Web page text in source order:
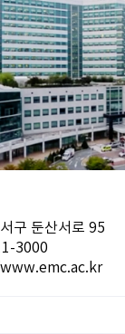
구 둔산서로 95
3000